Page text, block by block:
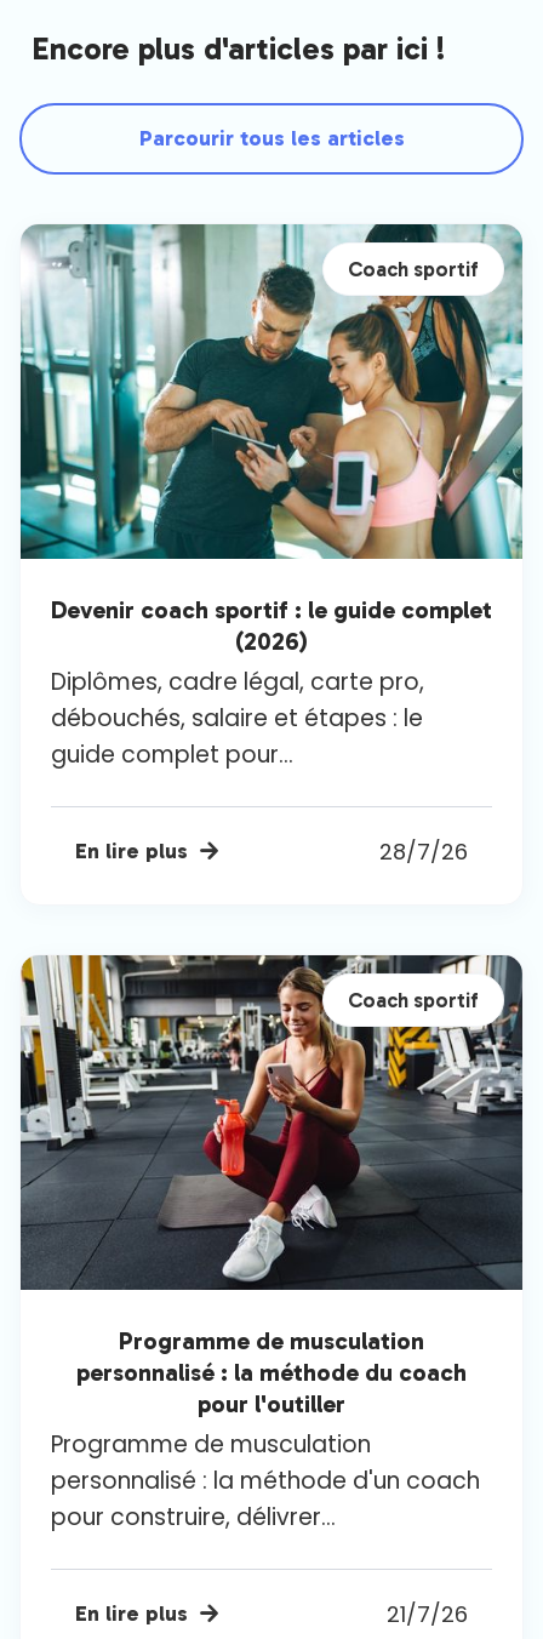
Encore plus d'articles par ici !
Parcourir tous les articles
Coach sportif
Devenir coach sportif : le guide complet
(2026)
Diplômes, cadre légal, carte pro,
débouchés, salaire et étapes : le
guide complet pour...
En lire plus  28/7/26
Coach sportif
Programme de musculation
personnalisé : la méthode du coach
pour l'outiller
Programme de musculation
personnalisé : la méthode d'un coach
pour construire, délivrer...
En lire plus  21/7/26